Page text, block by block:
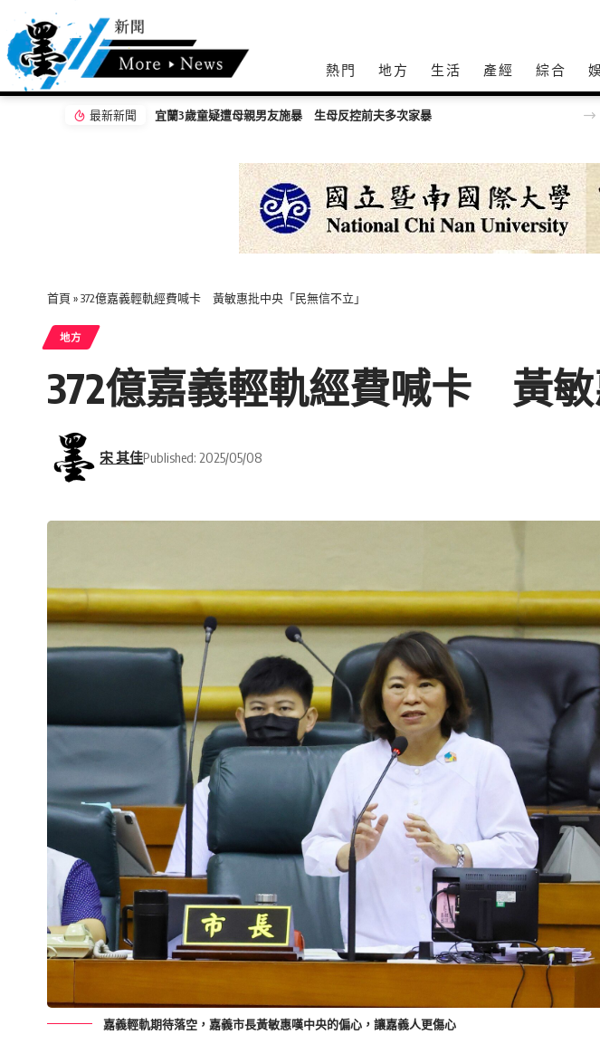
熱門 地方 生活 產經 綜合
最新新聞 嘉義無人機競賽登場 73隊挑戰穿越賽與無人機足球
首頁 »372億嘉義輕軌經費喊卡 黃敏惠批中央「民無信不立」
地方
372億嘉義輕軌經費喊卡 黃敏
宋 其佳Published: 2025/05/08
嘉義輕軌期待落空，嘉義市長黃敏惠嘆中央的偏心，讓嘉義人更傷心